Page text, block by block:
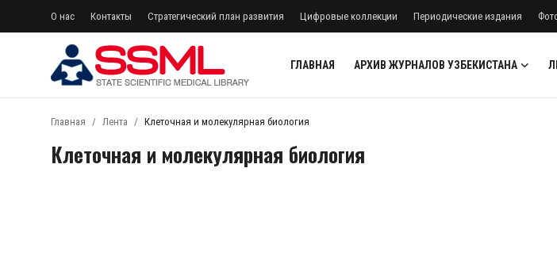
О нас Контакты Стратегический план развития Цифровые коллекции Периодические издания
ГЛАВНАЯ АРХИВ ЖУРНАЛОВ УЗБЕКИСТАНА
регистр
Главная Лента Клеточная и молекулярная биология
Клеточная и молекулярная биология